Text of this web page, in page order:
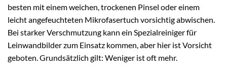
besten mit einem weichen, trockenen Pinsel oder einem
leicht angefeuchteten Mikrofasertuch vorsichtig abwischen.
Bei starker Verschmutzung kann ein Spezialreiniger für
Leinwandbilder zum Einsatz kommen, aber hier ist Vorsicht
geboten. Grundsätzlich gilt: Weniger ist oft mehr.